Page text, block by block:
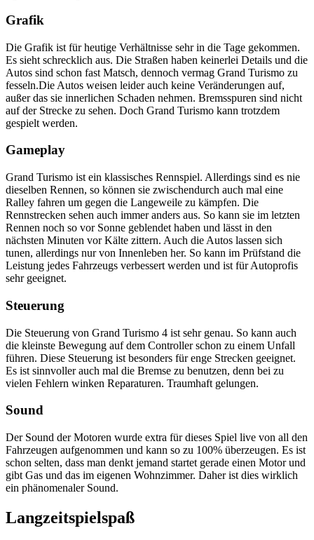
Grafik
Die Grafik ist für heutige Verhältnisse sehr in die Tage gekommen.
Es sieht schrecklich aus. Die Straßen haben keinerlei Details und die
Autos sind schon fast Matsch, dennoch vermag Grand Turismo zu
fesseln.Die Autos weisen leider auch keine Veränderungen auf,
außer das sie innerlichen Schaden nehmen. Bremsspuren sind nicht
auf der Strecke zu sehen. Doch Grand Turismo kann trotzdem
gespielt werden.
Gameplay
Grand Turismo ist ein klassisches Rennspiel. Allerdings sind es nie
dieselben Rennen, so können sie zwischendurch auch mal eine
Ralley fahren um gegen die Langeweile zu kämpfen. Die
Rennstrecken sehen auch immer anders aus. So kann sie im letzten
Rennen noch so vor Sonne geblendet haben und lässt in den
nächsten Minuten vor Kälte zittern. Auch die Autos lassen sich
tunen, allerdings nur von Innenleben her. So kann im Prüfstand die
Leistung jedes Fahrzeugs verbessert werden und ist für Autoprofis
sehr geeignet.
Steuerung
Die Steuerung von Grand Turismo 4 ist sehr genau. So kann auch
die kleinste Bewegung auf dem Controller schon zu einem Unfall
führen. Diese Steuerung ist besonders für enge Strecken geeignet.
Es ist sinnvoller auch mal die Bremse zu benutzen, denn bei zu
vielen Fehlern winken Reparaturen. Traumhaft gelungen.
Sound
Der Sound der Motoren wurde extra für dieses Spiel live von all den
Fahrzeugen aufgenommen und kann so zu 100% überzeugen. Es ist
schon selten, dass man denkt jemand startet gerade einen Motor und
gibt Gas und das im eigenen Wohnzimmer. Daher ist dies wirklich
ein phänomenaler Sound.
Langzeitspielspaß